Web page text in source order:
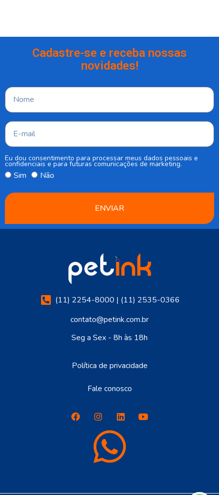
Cadastre-se e receba nossas
novidades!
Eu dou consentimento para processar meus dados pessoais e
confidenciais e para futuras comunicações de marketing.
Sim Não
ENVIAR
(11) 2254-8000 | (11) 2535-0366
contato@petink.com.br
Seg a Sex - 8h às 18h
Política de privacidade
Fale conosco